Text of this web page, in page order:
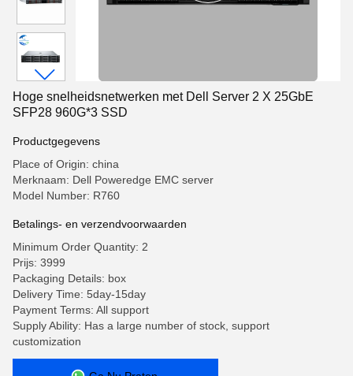
Hoge snelheidsnetwerken met Dell Server 2 X 25GbE
SFP28 960G*3 SSD
Productgegevens
Place of Origin: china
Merknaam: Dell Poweredge EMC server
Model Number: R760
Betalings- en verzendvoorwaarden
Minimum Order Quantity: 2
Prijs: 3999
Packaging Details: box
Delivery Time: 5day-15day
Payment Terms: All support
Supply Ability: Has a large number of stock, support
customization